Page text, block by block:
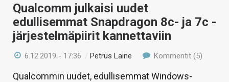
HAKU
Qualcomm julkaisi uudet
edullisemmat Snapdragon 8c- ja 7c -
järjestelmäpiirit kannettaviin
6.12.2019 - 17:36 /Petrus Laine Kommentit (5)
Qualcommin uudet, edullisemmat Windows-